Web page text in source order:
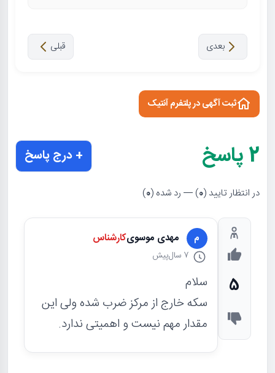
قبلی بعدی
ثبت آگهی در پلتفرم آنتیک
2پاسخ + درج پاسخ
در انتظار تایید (0) — رد شده (0
)
5
م مهدی موسویکارشناس
7 سال پیش
سلام
سکه خارج از مرکز ضرب شده ولی این
مقدار مهم نیست و اهمیتی ندارد.